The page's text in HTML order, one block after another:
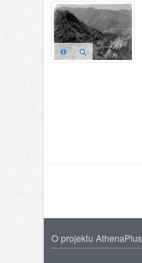
O projektu AthenaPlus